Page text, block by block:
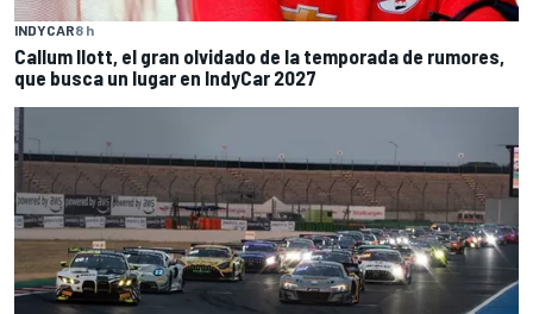
INDYCAR8 h
Callum Ilott, el gran olvidado de la temporada de rumores,
que busca un lugar en IndyCar 2027